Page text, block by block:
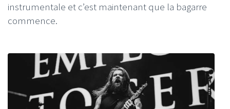
instrumentale et c’est maintenant que la bagarre
commence.